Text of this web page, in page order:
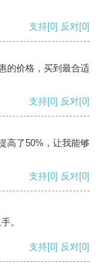
支持[0] 反对[0]
的价格，买到最合适
支持[0] 反对[0]
高了50%，让我能够
支持[0] 反对[0]
。
支持[0] 反对[0]